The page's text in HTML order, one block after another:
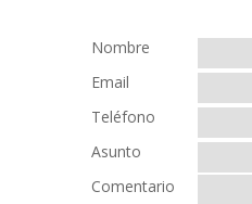
Nombre
Email
Teléfono
Asunto
Comentario